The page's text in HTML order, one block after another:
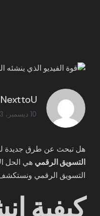
NexttoU
10 ديسمبر، 2023
هل تبحث عن طرق جديدة
التسويق الرقمي هي الحل
التسويق الرقمي
كيفية